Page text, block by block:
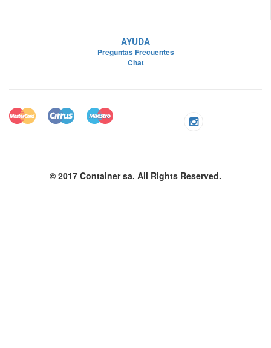
AYUDA
Preguntas Frecuentes
Chat
© 2017 Container sa. All Rights Reserved.